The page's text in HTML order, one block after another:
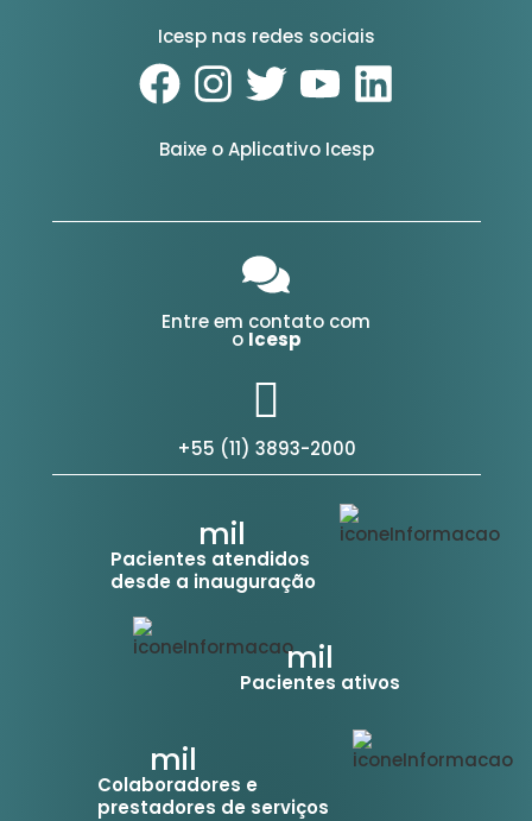
Icesp nas redes sociais
Baixe o Aplicativo Icesp
Entre em contato com
o Icesp
+55 (11) 3893-2000
mil
Pacientes atendidos
desde a inauguração
mil
Pacientes ativos
mil
Colaboradores e
prestadores de serviços